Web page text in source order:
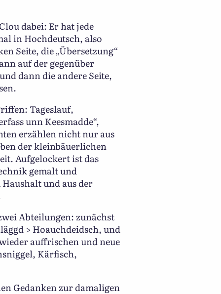
dabei: Er hat jede
in Hochdeutsch, also
Seite, die „Übersetzung“
auf der gegenüber
dann die andere Seite,
Tageslauf,
unn Keesmadde“,
erzählen nicht nur aus
der kleinbäuerlichen
Aufgelockert ist das
gemalt und
Haushalt und aus der
Abteilungen: zunächst
> Hoauchdeidsch, und
auffrischen und neue
Kärfisch,
Gedanken zur damaligen